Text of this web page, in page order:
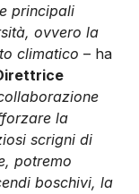
principali
ovvero la
climatico – ha
la
scrigni di
potremo
boschivi, la